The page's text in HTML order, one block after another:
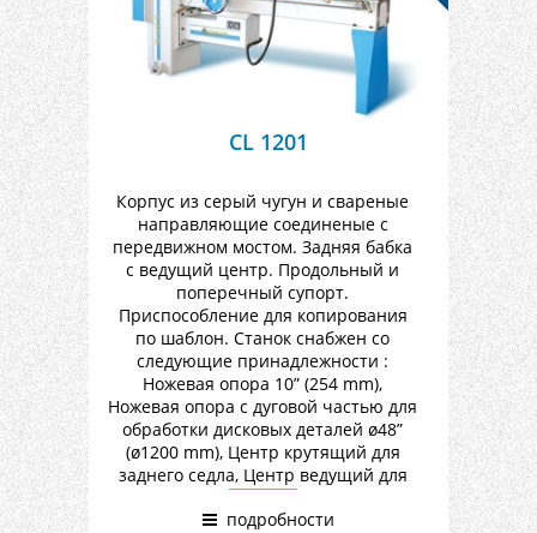
CL 1201
Корпус из серый чугун и свареные
направляющие соединеные с
передвижном мостом. Задняя бабка
с ведущий центр. Продольный и
поперечный супорт.
Приспособление для копирования
по шаблон. Станок снабжен со
следующие принадлежности :
Ножевая опора 10” (254 mm),
Ножевая опора с дуговой частью для
обработки дисковых деталей ø48”
(ø1200 mm), Центр крутящий для
заднего седла, Центр ведущий для
переднего седла, планшайба ø10”
(ø254 mm), Прут для выбивания,
подробности